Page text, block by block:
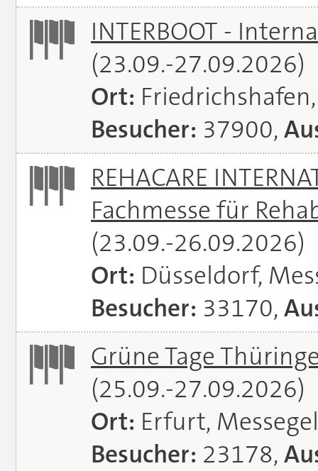
INTERBOOT -
(23.09.-27.09.2026)
Ort:
Besucher: 37900,
REHACARE
Fachmesse für
(23.09.-26.09.2026)
Ort: Düsseldorf,
Besucher: 33170,
Grüne Tage
(25.09.-27.09.2026)
Ort: Erfurt,
Besucher: 23178,